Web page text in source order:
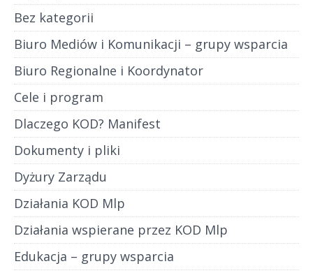
Bez kategorii
Biuro Mediów i Komunikacji – grupy wsparcia
Biuro Regionalne i Koordynator
Cele i program
Dlaczego KOD? Manifest
Dokumenty i pliki
Dyżury Zarządu
Działania KOD Mlp
Działania wspierane przez KOD Mlp
Edukacja – grupy wsparcia